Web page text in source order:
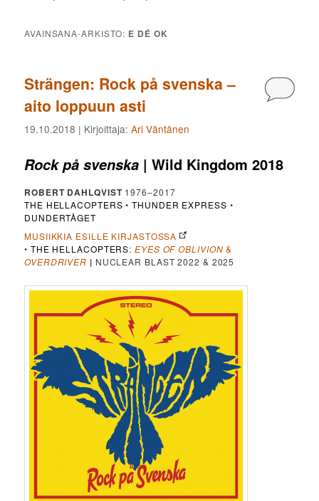
AVAINSANA-ARKISTO: E DÉ OK
Strängen: Rock på svenska –
aito loppuun asti
19.10.2018 | Kirjoittaja:Ari Väntänen
Rock på svenska | Wild Kingdom 2018
ROBERT DAHLQVIST1976–2017
THE HELLACOPTERS •THUNDER EXPRESS •
DUNDERTÅGET
MUSIIKKIA ESILLE KIRJASTOSSA
• THE HELLACOPTERS:EYES OF OBLIVION &
OVERDRIVER | NUCLEAR BLAST 2022 & 2025